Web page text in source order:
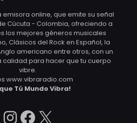
emisora online, que emite su señal
Cúcuta - Colombia, ofreciendo a
los mejores géneros musicales
Clásicos del Rock en Español, la
americano entre otros, con un
calidad para hacer que tu cuerpo
vibre.
www.vibraradio.com
Tú Mundo Vibra!
Instagram
Facebook
X